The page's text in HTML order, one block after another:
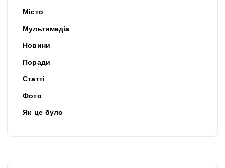
Місто
Мультимедіа
Новини
Поради
Статті
Фото
Як це було